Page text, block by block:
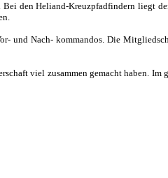
den Heliand-Kreuzpfadfindern liegt
und Nach- kommandos. Die
viel zusammen gemacht haben. Im